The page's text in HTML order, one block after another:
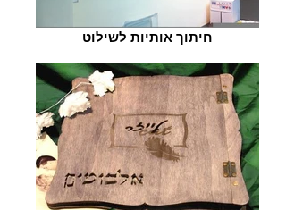
חיתוך אותיות לשילוט